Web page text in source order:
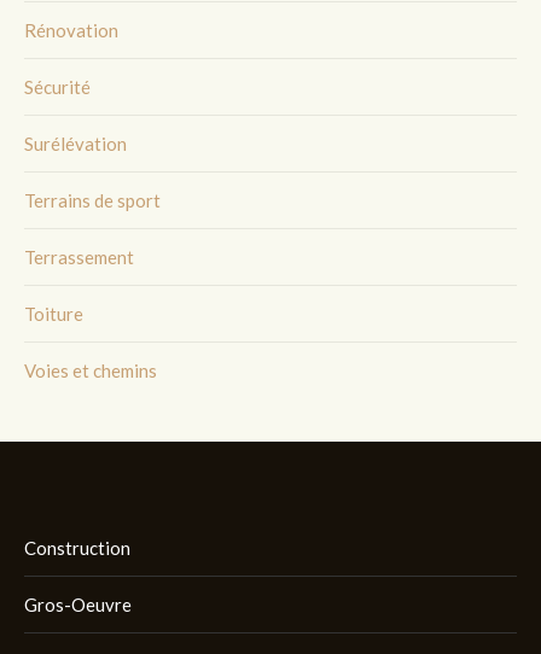
Rénovation
Sécurité
Surélévation
Terrains de sport
Terrassement
Toiture
Voies et chemins
Construction
Gros-Oeuvre